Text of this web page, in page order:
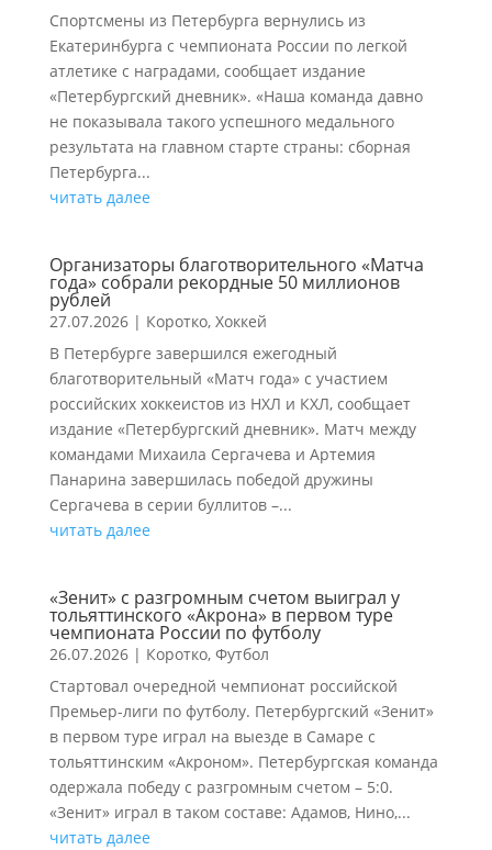
Спортсмены из Петербурга вернулись из
Екатеринбурга с чемпионата России по легкой
атлетике с наградами, сообщает издание
«Петербургский дневник». «Наша команда давно
не показывала такого успешного медального
результата на главном старте страны: сборная
Петербурга...
читать далее
Организаторы благотворительного «Матча
года» собрали рекордные 50 миллионов
рублей
27.07.2026| Коротко, Хоккей
В Петербурге завершился ежегодный
благотворительный «Матч года» с участием
российских хоккеистов из НХЛ и КХЛ, сообщает
издание «Петербургский дневник». Матч между
командами Михаила Сергачева и Артемия
Панарина завершилась победой дружины
Сергачева в серии буллитов –...
читать далее
«Зенит» с разгромным счетом выиграл у
тольяттинского «Акрона» в первом туре
чемпионата России по футболу
26.07.2026| Коротко, Футбол
Стартовал очередной чемпионат российской
Премьер-лиги по футболу. Петербургский «Зенит»
в первом туре играл на выезде в Самаре с
тольяттинским «Акроном». Петербургская команда
одержала победу с разгромным счетом – 5:0.
«Зенит» играл в таком составе: Адамов, Нино,...
читать далее